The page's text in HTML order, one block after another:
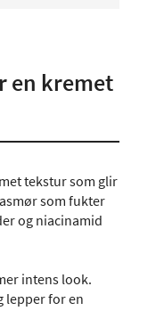
en kremet
tekstur som glir
som fukter
og niacinamid
intens look.
lepper for en